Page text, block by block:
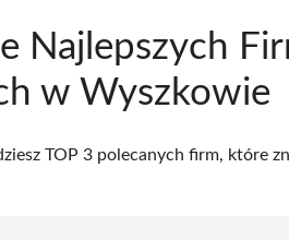
Najlepszych
w Wyszkowie
TOP 3 polecanych firm, które